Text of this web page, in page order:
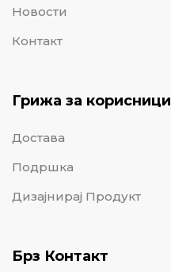
Новости
Контакт
Грижа за корисници
Достава
Подршка
Дизајнирај Продукт
Брз Контакт